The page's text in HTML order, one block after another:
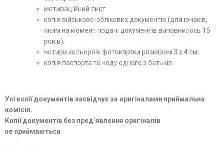
мотиваційний лист
копія військово-облікових документів (для юнаків,
яким на момент подачі документів виповнилось 16
років);
чотири кольорові фотокартки розміром 3 х 4 см;
копія паспорта та коду одного з батьків.
Усі копії документів засвідчує за оригіналами приймальна
комісія.
Копії документів без пред’явлення оригіналів
не приймаються